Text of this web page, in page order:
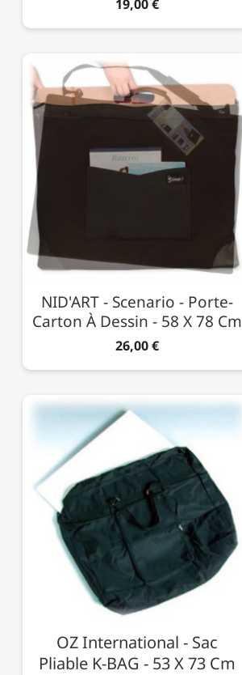
19,00 €
NID'ART - Scenario - Porte-
Carton À Dessin - 58 X 78 Cm
26,00 €
OZ International - Sac
Pliable K-BAG - 53 X 73 Cm